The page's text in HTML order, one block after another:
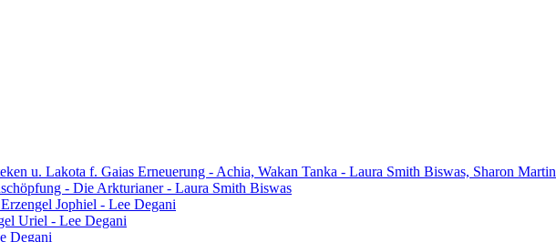
u. Lakota f. Gaias Erneuerung - Achia, Wakan Tanka - Laura Smith Biswas, Sharon Martin
- Die Arkturianer - Laura Smith Biswas
Jophiel - Lee Degani
Uriel - Lee Degani
Degani